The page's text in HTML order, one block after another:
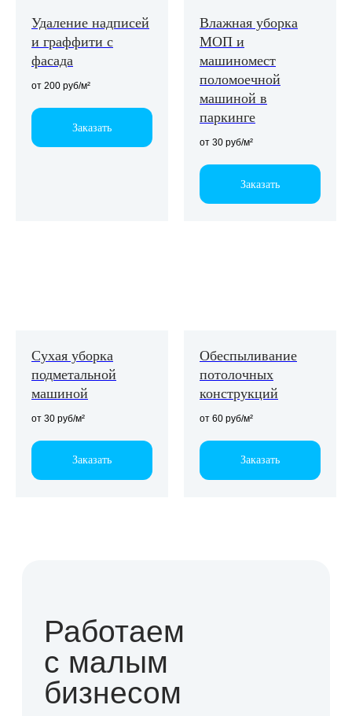
Удаление надписей
и граффити с
фасада
от 200 руб/м²
Заказать
Влажная уборка
МОП и
машиномест
поломоечной
машиной в
паркинге
от 30 руб/м²
Заказать
Сухая уборка
подметальной
машиной
от 30 руб/м²
Заказать
Обеспыливание
потолочных
конструкций
от 60 руб/м²
Заказать
Оставьте заявку
на коммерческое
предложение
Заполните форму, мы свяжемся
с вами в ближайшее время,
в г. Екатеринбург